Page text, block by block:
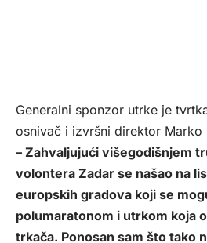
Generalni sponzor utrke je
osnivač i izvršni direktor Marko
– Zahvaljujući višegodišnjem
volontera Zadar se našao na
europskih gradova koji se
polumaratonom i utrkom koja
trkača. Ponosan sam što tako